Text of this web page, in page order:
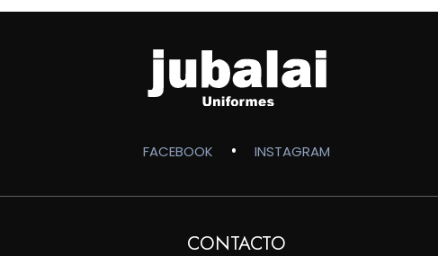
$120,000
$135,000
FACEBOOK • INSTAGRAM
CONTACTO